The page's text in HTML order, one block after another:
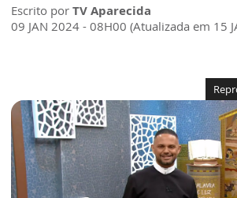
Escrito por TV Aparecida
09 JAN 2024 - 08H00 (Atualizada em 15